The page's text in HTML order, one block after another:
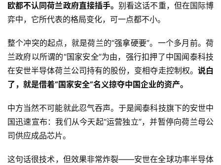
欧都不认同荷兰政府直接插手。别看这话不重，但在国际博
弈中，它所代表的格局变化，可一点都不小。
整个冲突的起点，就是荷兰的“强拿硬要”。一个多月前。荷
兰政府以所谓的“国家安全”为由，强行扣押了中国闻泰科技
在安世半导体荷兰公司持有的股份，变相夺走控制权。 说白
了，就是借着“国家安全”名义掠夺中国企业的资产。
中方当然不可能就此忍气吞声。于是闻泰科技旗下的安世中
国迅速宣布：我们从今天起“运营独立”，并暂停向荷兰母公
司供应成品芯片。
这句话很技术，但效果非常炸裂——安世在全球功率半导体